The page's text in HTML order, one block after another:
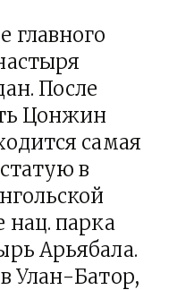
главного
После
Цонжин
самая
в
парка
Арьябала.
Улан-Батор,